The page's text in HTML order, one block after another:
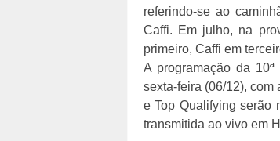
referindo-se ao
Caffi. Em julho, na
primeiro, Caffi em
A programação da
sexta-feira (06/12), com
e Top Qualifying serão
transmitida ao vivo em